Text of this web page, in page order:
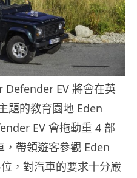
Defender EV 將會在英
題的教育園地 Eden
EV 會拖動重 4 部
帶領遊客參觀 Eden
，對汽車的要求十分嚴